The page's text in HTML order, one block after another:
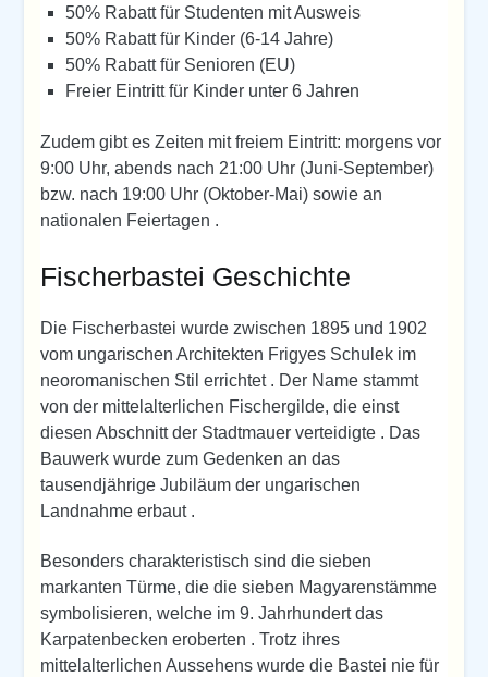
50% Rabatt für Studenten mit Ausweis
50% Rabatt für Kinder (6-14 Jahre)
50% Rabatt für Senioren (EU)
Freier Eintritt für Kinder unter 6 Jahren
Zudem gibt es Zeiten mit freiem Eintritt: morgens vor
9:00 Uhr, abends nach 21:00 Uhr (Juni-September)
bzw. nach 19:00 Uhr (Oktober-Mai) sowie an
nationalen Feiertagen .
Fischerbastei Geschichte
Die Fischerbastei wurde zwischen 1895 und 1902
vom ungarischen Architekten Frigyes Schulek im
neoromanischen Stil errichtet . Der Name stammt
von der mittelalterlichen Fischergilde, die einst
diesen Abschnitt der Stadtmauer verteidigte . Das
Bauwerk wurde zum Gedenken an das
tausendjährige Jubiläum der ungarischen
Landnahme erbaut .
Besonders charakteristisch sind die sieben
markanten Türme, die die sieben Magyarenstämme
symbolisieren, welche im 9. Jahrhundert das
Karpatenbecken eroberten . Trotz ihres
mittelalterlichen Aussehens wurde die Bastei nie für